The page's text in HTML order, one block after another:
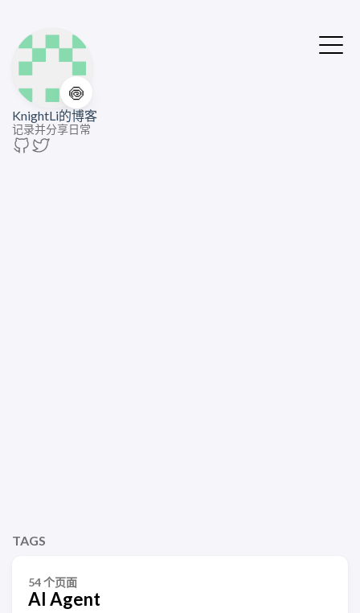
🍥
KnightLi的博客
记录并分享日常
TAGS
54 个页面
AI Agent